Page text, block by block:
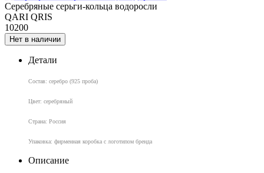
Серебряные серьги-кольца водоросли
QARI QRIS
10200
Нет в наличии
Детали
Состав: серебро (925 проба)
Цвет: серебряный
Страна: Россия
Упаковка: фирменная коробка с логотипом бренда
Описание